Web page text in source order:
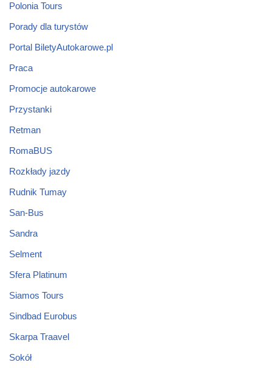
Polonia Tours
Porady dla turystów
Portal BiletyAutokarowe.pl
Praca
Promocje autokarowe
Przystanki
Retman
RomaBUS
Rozkłady jazdy
Rudnik Tumay
San-Bus
Sandra
Selment
Sfera Platinum
Siamos Tours
Sindbad Eurobus
Skarpa Traavel
Sokół